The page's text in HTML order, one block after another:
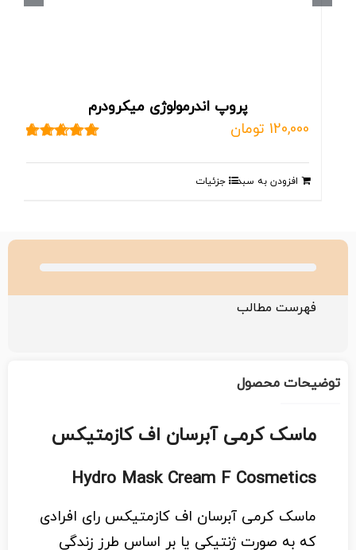
پروپ اندرمولوژی میکرودرم
120,000 تومان
افزودن به سبد جزئیات
فهرست مطالب
توضیحات محصول
ماسک کرمی آبرسان اف کازمتیکس
Hydro Mask Cream F Cosmetics
ماسک کرمی آبرسان اف کازمتیکس رای افرادی
که به صورت ژنتیکی یا بر اساس طرز زندگی